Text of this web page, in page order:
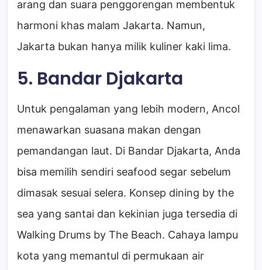
arang dan suara penggorengan membentuk
harmoni khas malam Jakarta. Namun,
Jakarta bukan hanya milik kuliner kaki lima.
5. Bandar Djakarta
Untuk pengalaman yang lebih modern, Ancol
menawarkan suasana makan dengan
pemandangan laut. Di Bandar Djakarta, Anda
bisa memilih sendiri seafood segar sebelum
dimasak sesuai selera. Konsep dining by the
sea yang santai dan kekinian juga tersedia di
Walking Drums by The Beach. Cahaya lampu
kota yang memantul di permukaan air